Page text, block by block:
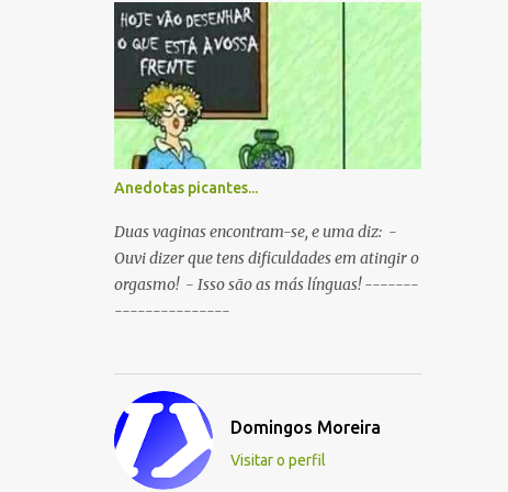
boca ao mesmo tempo. P: O que é que
resulta do cruzamento entre um
Sportinguista e um porco? R: Presunto
rançoso. P: Porque é que o Sporting vai
passar a ser patrocinado pela BP R: Porque a
BP dá...
Anedotas picantes...
Duas vaginas encontram-se, e uma diz: -
Ouvi dizer que tens dificuldades em atingir o
orgasmo! - Isso são as más línguas! -------
---------------
Domingos Moreira
Visitar o perfil